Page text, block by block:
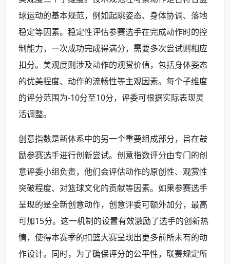
球运动的基本规范，例如起跳姿态、身体协调、落地
稳定等因素。稳定性评估参赛选手在完成动作时的控
制能力，一次成功完成得满分，需要多次尝试则相应
扣分。美观度则涉及动作的观赏价值，包括身体姿态
的优美程度、动作的流畅性等主观因素。每个子维度
的评分范围为-10分至10分，评委可根据实际表现灵
活调整。
创意指数是新体系中的另一个重要组成部分，旨在鼓
励参赛选手进行创新尝试。创意指数评分由专门的创
意评委小组负责，他们会评估动作的原创性、观赏性
突破程度、对篮球文化的贡献等因素。如果参赛选手
呈现的是全新创意动作，创意评委可额外加分，最高
可加15分。这一机制的设置有效激励了选手的创新热
情，使得本赛季的扣篮大赛呈现出更多前所未有的动
作设计。同时，为了确保评分的公平性，联赛规定所